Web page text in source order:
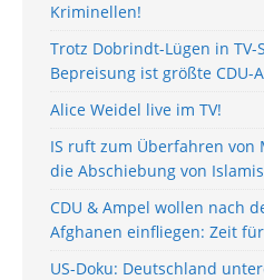
Kriminellen!
Trotz Dobrindt-Lügen in TV-
Bepreisung ist größte CDU-
Alice Weidel live im TV!
IS ruft zum Überfahren von
die Abschiebung von
CDU & Ampel wollen nach
Afghanen einfliegen: Zeit
US-Doku: Deutschland